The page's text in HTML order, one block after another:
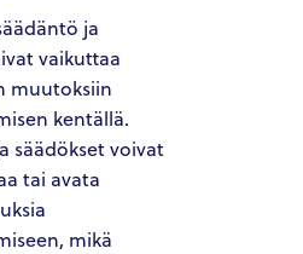
ja
vaikuttaa
muutoksiin
kentällä.
säädökset voivat
tai avata
mikä